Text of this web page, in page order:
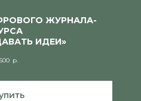
ЖУРНАЛА-
ИДЕИ»
р.